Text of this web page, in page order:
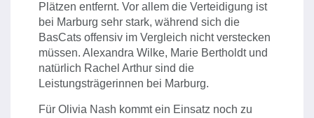
Plätzen entfernt. Vor allem die Verteidigung ist
bei Marburg sehr stark, während sich die
BasCats offensiv im Vergleich nicht verstecken
müssen. Alexandra Wilke, Marie Bertholdt und
natürlich Rachel Arthur sind die
Leistungsträgerinnen bei Marburg.
Für Olivia Nash kommt ein Einsatz noch zu